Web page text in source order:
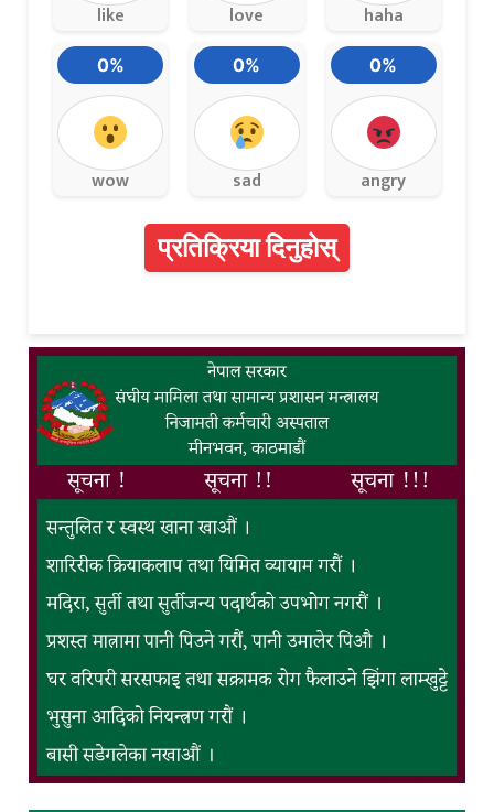
like love haha
0%
wow
0%
sad
0%
angry
प्रतिक्रिया दिनुहोस्